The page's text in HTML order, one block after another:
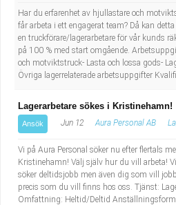
Har du erfarenhet av hjullastare och
får arbeta i ett engagerat team? Då kan
en truckförare/lagerarbetare för vår kunds
på 100 % med start omgående.
och motviktstruck- Lasta och lossa gods-
Övriga lagerrelaterade arbetsuppgifter
Lagerarbetare sökes i Kristinehamn!
Ansök Jun 12 Aura Personal AB
Vi på Aura Personal söker nu efter flertals
Kristinehamn! Välj själv hur du vill arbeta!
söker deltidsjobb men även dig som vill
precis som du vill finns hos oss. Tjänst:
Omfattning: Heltid/Deltid